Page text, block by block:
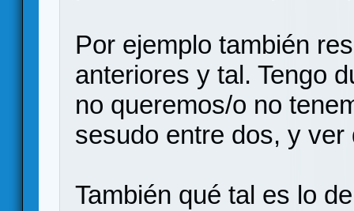
Por ejemplo también
anteriores y tal. Tengo
no queremos/o no
sesudo entre dos, y ver
También qué tal es lo